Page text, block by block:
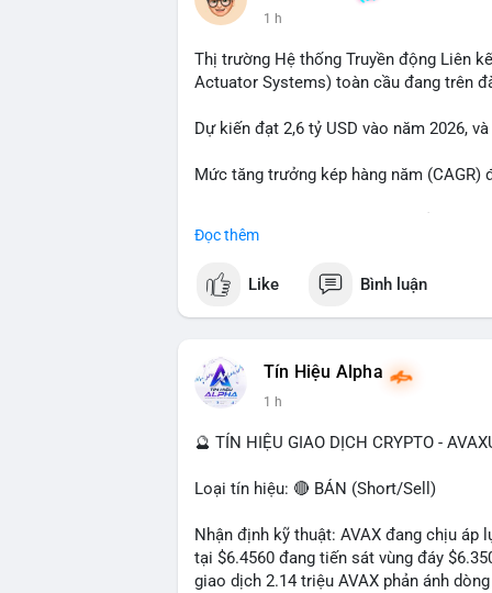
Lời khuyên ngắn gọn cho nhà đầu tư
trọng đòn bẩy. Ngược lại, nếu BTC
tích cực.
#23dot14btc #chuyenvilanh #aplucban
1 h
Thị trường Hệ thống Truyền động Liên
Actuator Systems) toàn cầu đang trên
Dự kiến đạt 2,6 tỷ USD vào năm 2026,
Mức tăng trưởng kép hàng năm (CAGR)
Đọc thêm
Like Bình luận
Tín Hiệu Alpha
1 h
🔮 TÍN HIỆU GIAO DỊCH CRYPTO -
Loại tín hiệu: 🔴 BÁN (Short/Sell)
Nhận định kỹ thuật: AVAX đang chịu áp
tại $6.4560 đang tiến sát vùng đáy
giao dịch 2.14 triệu AVAX phản ánh